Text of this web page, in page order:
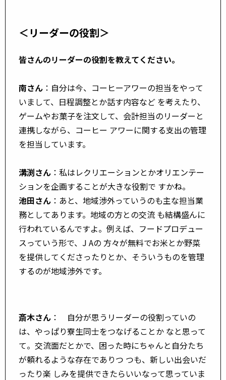
＜リーダーの役割＞
皆さんのリーダーの役割を教えてください。
南さん ：自分は今、コーヒーアワーの担当をやって
いまして、日程調整とか話す内容など を考えたり、
ゲームやお菓子を注文して、会計担当のリーダーと
連携しながら、コーヒー アワーに関する支出の管理
を担当しています。
溝渕さん ：私はレクリエーションとかオリエンテー
ションを企画することが大きな役割で すかね。
池田さん ：あと、地域渉外っていうのも主な担当業
務としてあります。地域の方との交流 も結構盛んに
行われているんですよ。例えば、フードプロデュー
スっていう形で、J Aの 方々が無料でお米とか野菜
を提供してくださったりとか、そういうものを管理
するのが地域渉外です。
斎木さん ： 自分が思うリーダーの役割っていの
は、やっぱり寮生同士をつなげることか なと思って
て。交流面だとかで、困った時にちゃんと自分たち
が頼れるような存在でありつ つも、新しい出会いだ
ったり楽 しみを提供できたらいいなって思っていま